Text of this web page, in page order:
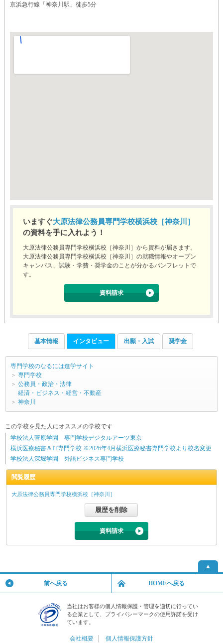
京浜急行線「神奈川駅」徒歩5分
いますぐ大原法律公務員専門学校横浜校［神奈川］
の資料を手に入れよう！
大原法律公務員専門学校横浜校［神奈川］から資料が届きます。
大原法律公務員専門学校横浜校［神奈川］の就職情報やオープン
キャンパス、試験・学費・奨学金のことが分かるパンフレットで
す。
資料請求
基本情報 インタビュー 出願・入試 奨学金
専門学校のなるには進学サイト
＞ 専門学校
＞ 公務員・政治・法律
経済・ビジネス・経営・不動産
＞ 神奈川
この学校を見た人にオススメの学校です
学校法人菅原学園 専門学校デジタルアーツ東京
横浜医療秘書＆IT専門学校 ※2026年4月横浜医療秘書専門学校より校名変更
学校法人深堀学園 外語ビジネス専門学校
閲覧履歴
大原法律公務員専門学校横浜校［神奈川］
資料請求
▲
前へ戻る HOMEへ戻る
当社はお客様の個人情報保護・管理を適切に行ってい
る企業として、プライバシーマークの使用許諾を受け
ています。
会社概要 個人情報保護方針